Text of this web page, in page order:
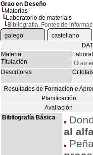
Grao en Deseño
Materias
Laboratorio de materiais
Bibliografía. Fontes de
galego
castellano
Materia
Titulación
Grao
Descritores
Resultados de Formación e
Planificación
Avaliación
Bibliografía Básica
al